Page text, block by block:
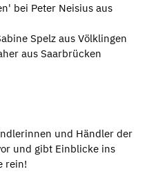
bei Peter Neisius aus
Spelz aus Völklingen
aus Saarbrücken
und Händler der
und gibt Einblicke ins
rein!